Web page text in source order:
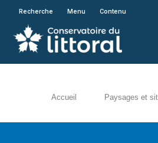
En
Recherche Menu Contenu
Accueil Paysages et